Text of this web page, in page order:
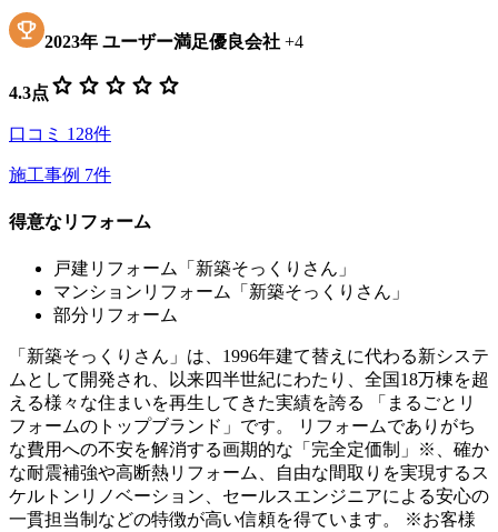
2023年 ユーザー満足優良会社 +4
4.3点 star star star star star
口コミ 128件
施工事例 7件
得意なリフォーム
戸建リフォーム「新築そっくりさん」
マンションリフォーム「新築そっくりさん」
部分リフォーム
「新築そっくりさん」は、1996年建て替えに代わる新システ
ムとして開発され、以来四半世紀にわたり、全国18万棟を超
える様々な住まいを再生してきた実績を誇る 「まるごとリ
フォームのトップブランド」です。 リフォームでありがち
な費用への不安を解消する画期的な「完全定価制」※、確か
な耐震補強や高断熱リフォーム、自由な間取りを実現するス
ケルトンリノベーション、セールスエンジニアによる安心の
一貫担当制などの特徴が高い信頼を得ています。 ※お客様